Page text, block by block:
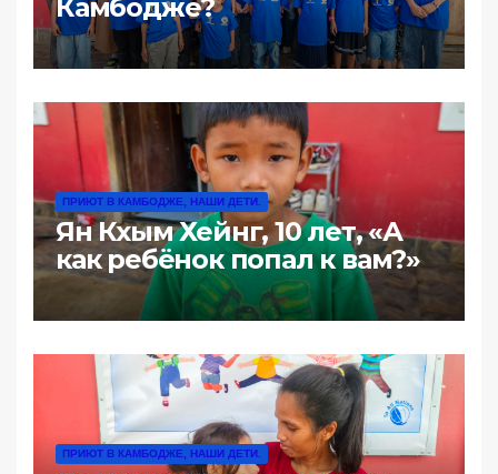
Камбодже?
ПРИЮТ В КАМБОДЖЕ, НАШИ ДЕТИ.
Ян Кхым Хейнг, 10 лет, «А
как ребёнок попал к вам?»
ПРИЮТ В КАМБОДЖЕ, НАШИ ДЕТИ.